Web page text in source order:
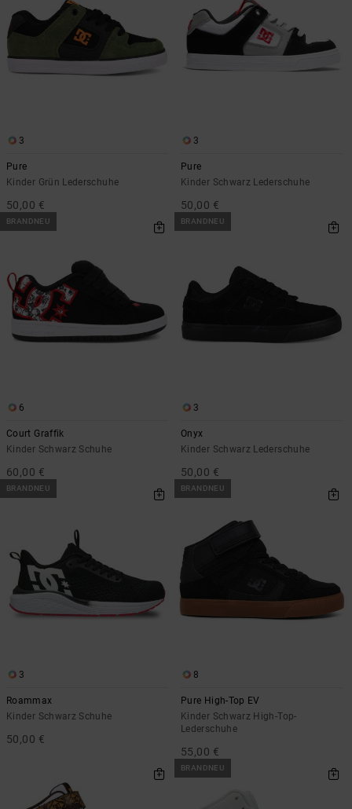
3
Pure
Kinder Grün Lederschuhe
50,00 €
3
Pure
Kinder Schwarz Lederschuhe
50,00 €
BRANDNEU
6
Court Graffik
Kinder Schwarz Schuhe
60,00 €
BRANDNEU
3
Onyx
Kinder Schwarz Lederschuhe
50,00 €
BRANDNEU
3
Roammax
Kinder Schwarz Schuhe
50,00 €
BRANDNEU
8
Pure High-Top EV
Kinder Schwarz High-Top-
Lederschuhe
55,00 €
BRANDNEU